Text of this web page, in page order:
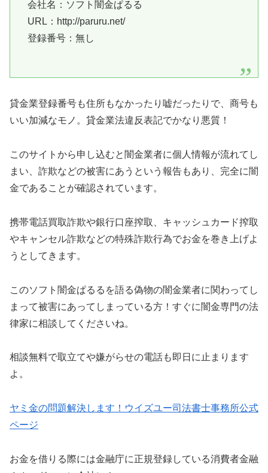
会社名： ソフト闇金ぱるる
URL：http://paruru.net/
登録番号：無し
貸金業登録番号も住所もなかったり嘘だったりで、商号も
いい加減なモノ。貸金業法違反表記でかなり悪質！
このサイトから申し込むと闇金業者に個人情報が流れてし
まい、詐欺などの被害にあうという報告もあり、完全に闇
金であることが確認されています。
携帯電話買取詐欺や銀行口座搾取、キャッシュカード搾取
やキャンセル詐欺などの特殊詐欺行為でお金を巻き上げよ
うとしてきます。
このソフト闇金ぱるる を語る偽物の闇金業者に関わってし
まって被害にあってしまっている方！すぐに闇金専門の法
律家に相談してくださいね。
相談無料で取立てや嫌がらせの電話も即日に止まります
よ。
ヤミ金の問題解決します！ウイズユー司法書士事務所公式
ページ
お金を借りる際には金融庁に正規登録している消費者金融